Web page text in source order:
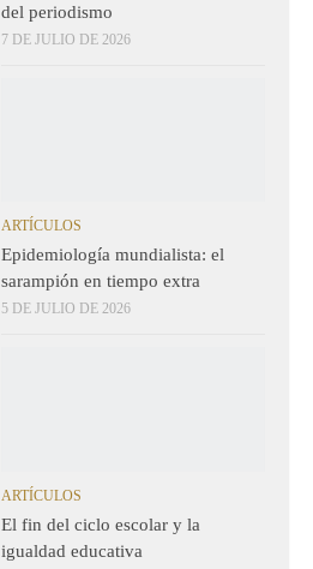
del periodismo
7 DE JULIO DE 2026
ARTÍCULOS
Epidemiología mundialista: el
sarampión en tiempo extra
5 DE JULIO DE 2026
ARTÍCULOS
El fin del ciclo escolar y la
igualdad educativa